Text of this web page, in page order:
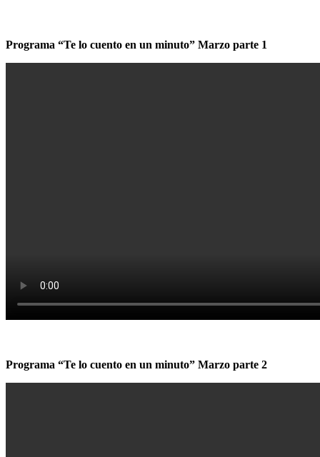
Programa “Te lo cuento en un minuto” Marzo parte 1
Programa “Te lo cuento en un minuto” Marzo parte 2